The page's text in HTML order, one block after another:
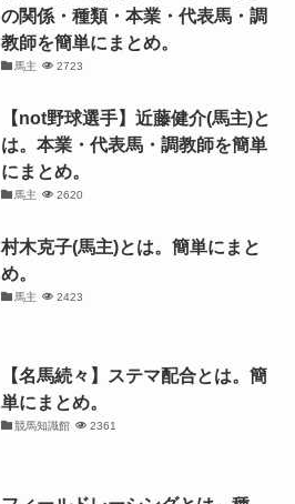
の関係・種類・本業・代表馬・調
教師を簡単にまとめ。
馬主 2723
【not野球選手】近藤健介(馬主)と
は。本業・代表馬・調教師を簡単
にまとめ。
馬主 2620
村木克子(馬主)とは。簡単にまと
め。
馬主 2423
【名馬続々】ステマ配合とは。簡
単にまとめ。
競馬知識館 2361